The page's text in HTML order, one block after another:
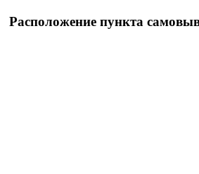
Расположение пункта